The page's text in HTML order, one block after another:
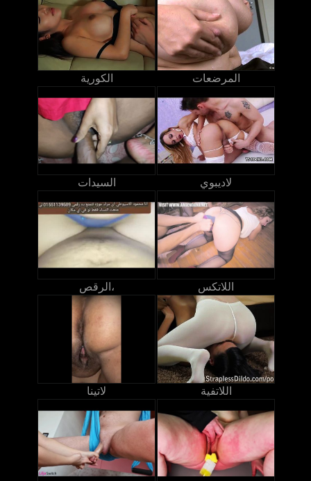
الكورية المرضعات
السيدات لاديبوي
الرقص، اللاتكس
لاتينا اللاتفية